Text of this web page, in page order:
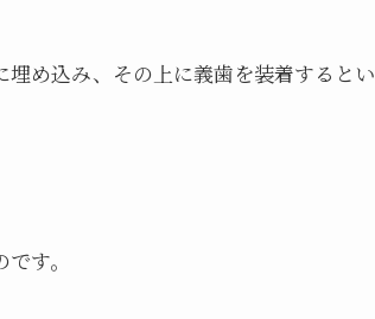
め込み、その上に義歯を装着するとい
す。